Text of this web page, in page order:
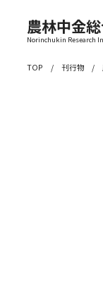
農林中金
Norinchukin Research
TOP 刊行物